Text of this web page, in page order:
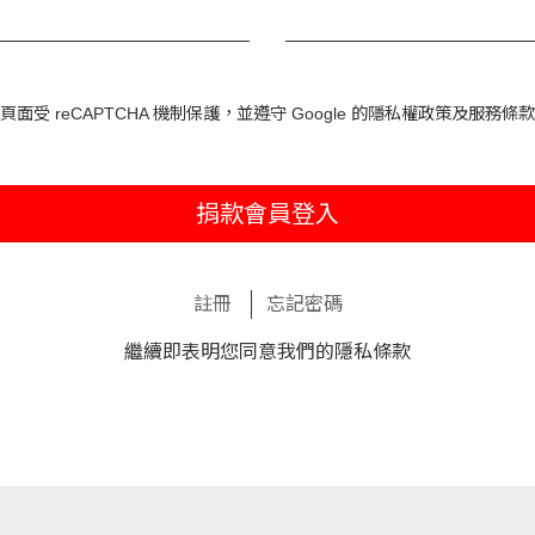
面受 reCAPTCHA 機制保護，並遵守 Google 的隱私權政策及服務條款
捐款會員登入
註冊 忘記密碼
繼續即表明您同意我們的隱私條款